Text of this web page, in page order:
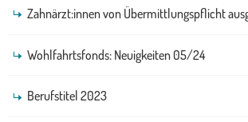
Zahnärzt:innen von Übermittlungspflicht
Wohlfahrtsfonds: Neuigkeiten 05/24
Berufstitel 2023